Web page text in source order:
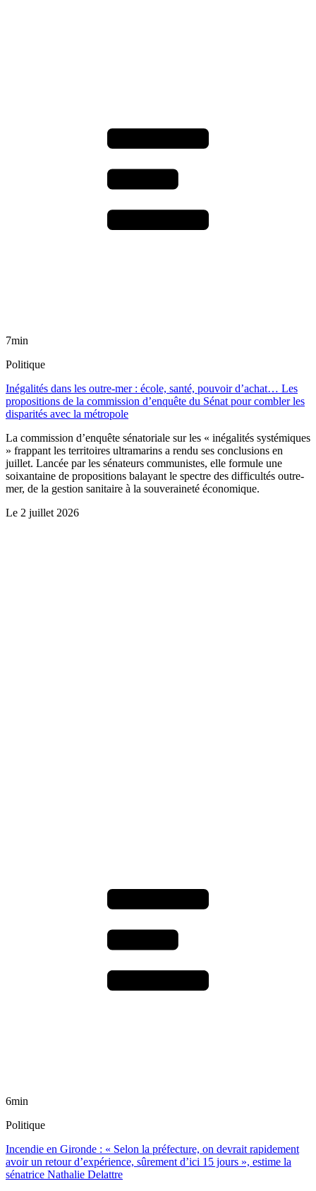
7min
Politique
Inégalités dans les outre-mer : école, santé, pouvoir d’achat… Les
propositions de la commission d’enquête du Sénat pour combler les
disparités avec la métropole
La commission d’enquête sénatoriale sur les « inégalités systémiques
» frappant les territoires ultramarins a rendu ses conclusions en
juillet. Lancée par les sénateurs communistes, elle formule une
soixantaine de propositions balayant le spectre des difficultés outre-
mer, de la gestion sanitaire à la souveraineté économique.
Le 2 juillet 2026
6min
Politique
Incendie en Gironde : « Selon la préfecture, on devrait rapidement
avoir un retour d’expérience, sûrement d’ici 15 jours », estime la
sénatrice Nathalie Delattre